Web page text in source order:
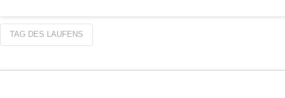
TAG DES LAUFENS